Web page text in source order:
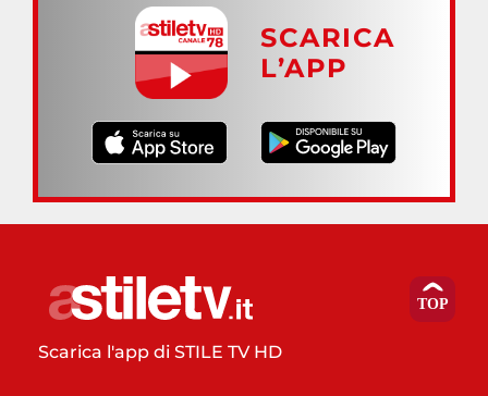
SCARICA
L’APP
Scarica l'app di STILE TV HD